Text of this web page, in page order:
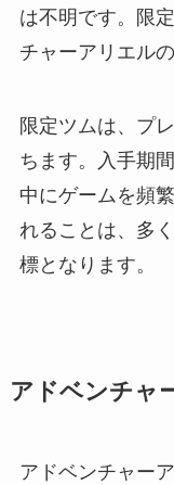
は不明です。限
チャーアリエル
限定ツムは、プ
ちます。入手期
中にゲームを頻
れることは、多
標となります。
アドベンチャ
アドベンチャー